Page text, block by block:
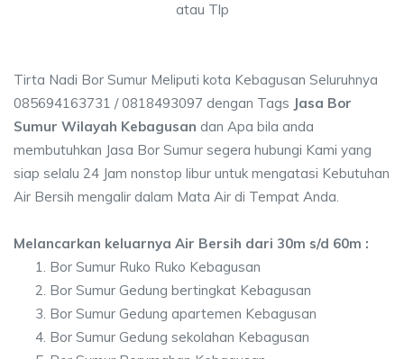
atau Tlp
Tirta Nadi Bor Sumur Meliputi kota Kebagusan Seluruhnya
085694163731 / 0818493097 dengan Tags Jasa Bor
Sumur Wilayah Kebagusan dan Apa bila anda
membutuhkan Jasa Bor Sumur segera hubungi Kami yang
siap selalu 24 Jam nonstop libur untuk mengatasi Kebutuhan
Air Bersih mengalir dalam Mata Air di Tempat Anda.
Melancarkan keluarnya Air Bersih dari 30m s/d 60m :
Bor Sumur Ruko Ruko Kebagusan
Bor Sumur Gedung bertingkat Kebagusan
Bor Sumur Gedung apartemen Kebagusan
Bor Sumur Gedung sekolahan Kebagusan